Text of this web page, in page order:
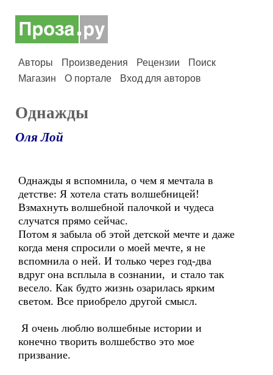
Авторы Произведения Рецензии
Поиск
Магазин
О портале Вход для авторов
Однажды
Оля Лой
Однажды я вспомнила, о чем я мечтала в
детстве: Я хотела стать волшебницей!
Взмахнуть волшебной палочкой и чудеса
случатся прямо сейчас.
Потом я забыла об этой детской мечте и даже
когда меня спросили о моей мечте, я не
вспомнила о ней. И только через год-два
вдруг она всплыла в сознании, и стало так
весело. Как будто жизнь озарилась ярким
светом. Все приобрело другой смысл.
Я очень люблю волшебные истории и
конечно творить волшебство это мое
призвание.